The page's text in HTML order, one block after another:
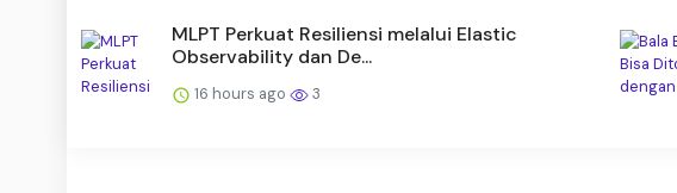
MLPT Perkuat Resiliensi melalui Elastic
Observability dan De...
16 hours ago 3